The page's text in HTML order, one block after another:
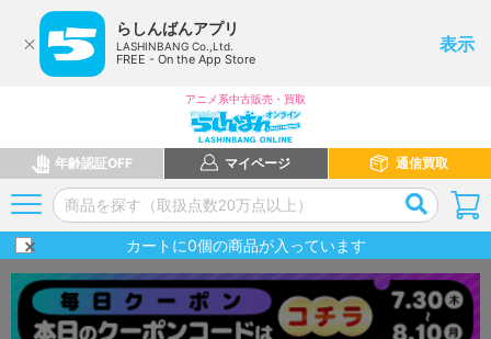
らしんばんアプリ
LASHINBANG Co.,Ltd.
FREE - On the App Store
表示
アニメ系中古販売・買取
年齢認証OFF マイページ 通信買取
カートに0個の商品が入っています